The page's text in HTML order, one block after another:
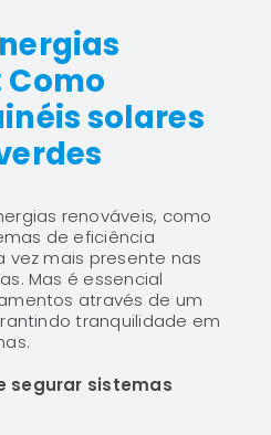
0
solares
renováveis, como
de eficiência
mais presente nas
Mas é essencial
através de um
tranquilidade em
segurar sistemas